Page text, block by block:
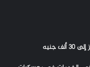
جنيه